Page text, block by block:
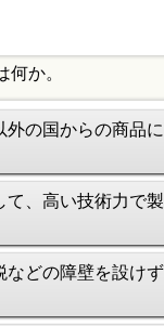
何か。
外の国からの商品
て、高い技術力で
などの障壁を設け